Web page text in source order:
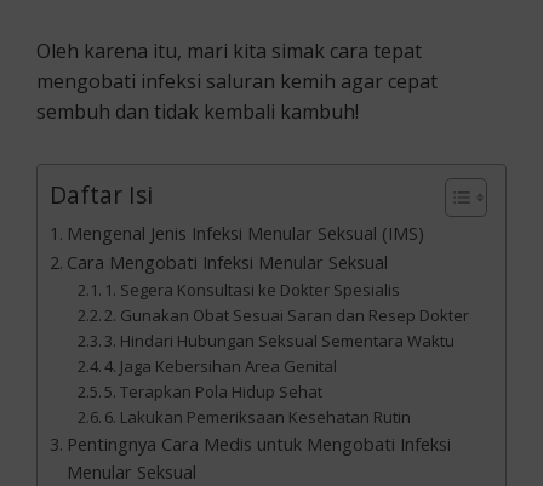
Oleh karena itu, mari kita simak cara tepat
mengobati infeksi saluran kemih agar cepat
sembuh dan tidak kembali kambuh!
Daftar Isi
Mengenal Jenis Infeksi Menular Seksual (IMS)
Cara Mengobati Infeksi Menular Seksual
1. Segera Konsultasi ke Dokter Spesialis
2. Gunakan Obat Sesuai Saran dan Resep Dokter
3. Hindari Hubungan Seksual Sementara Waktu
4. Jaga Kebersihan Area Genital
5. Terapkan Pola Hidup Sehat
6. Lakukan Pemeriksaan Kesehatan Rutin
Pentingnya Cara Medis untuk Mengobati Infeksi
Menular Seksual